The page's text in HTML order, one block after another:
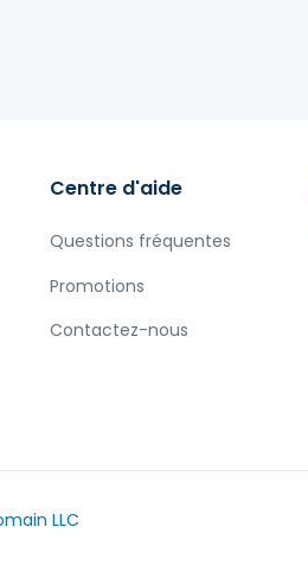
Centre d'aide
Questions fréquentes
Promotions
Contactez-nous
LLC